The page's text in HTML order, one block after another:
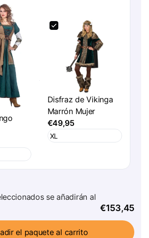
Disfraz de Vikinga
Marrón Mujer
€49,95
se añadirán al
€153,45
el paquete al carrito